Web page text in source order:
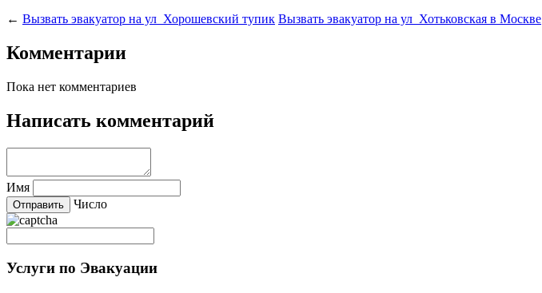
← Вызвать эвакуатор на ул Хорошевский тупик Вызвать эвакуатор на ул Хотьковская в Москве
Комментарии
Пока нет комментариев
Написать комментарий
Имя
Число
Услуги по Эвакуации